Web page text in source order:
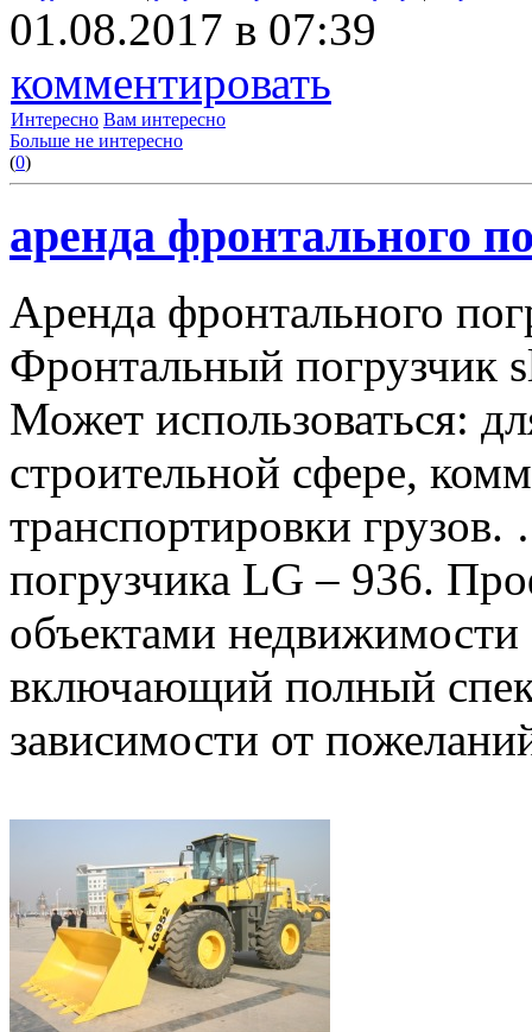
01.08.2017 в 07:39
комментировать
Интересно Вам интересно
Больше не интересно
(0)
аренда фронтального
Аренда фронтального
Фронтальный погрузчик
Может использоваться:
строительной сфере,
транспортировки
погрузчика LG – 936.
объектами
включающий полный
зависимости от